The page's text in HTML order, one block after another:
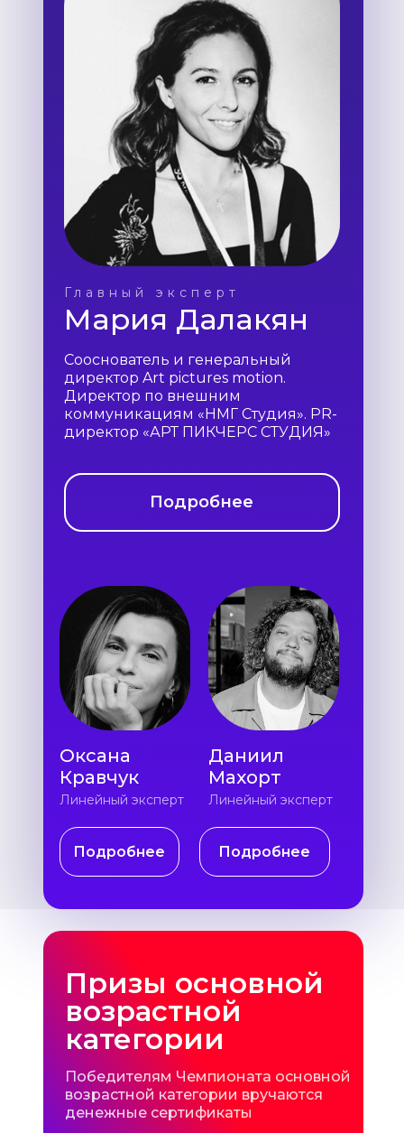
Главный эксперт
Мария Далакян
Сооснователь и генеральный
директор Art pictures motion.
Директор по внешним
коммуникациям «НМГ Студия». PR-
директор «АРТ ПИКЧЕРС СТУДИЯ»
Даниил
Махорт
Линейный эксперт
Подробнее
Оксана
Кравчук
Линейный эксперт
Подробнее
Подробнее
Призы основной
возрастной
категории
Победителям Чемпионата основной
возрастной категории вручаются
денежные сертификаты